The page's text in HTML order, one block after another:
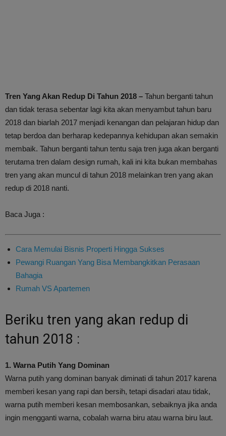
Tren Yang Akan Redup Di Tahun 2018 – Tahun berganti tahun
dan tidak terasa sebentar lagi kita akan menyambut tahun baru
2018 dan biarlah 2017 menjadi kenangan dan pelajaran hidup dan
tetap berdoa dan berharap kedepannya kehidupan akan semakin
membaik. Tahun berganti tahun tentu saja tren juga akan berganti
terutama tren dalam design rumah, kali ini kita bukan membahas
tren yang akan muncul di tahun 2018 melainkan tren yang akan
redup di 2018 nanti.
Baca Juga :
Cara Memulai Bisnis Properti Hingga Sukses
Pewangi Ruangan Yang Bisa Membangkitkan Perasaan
Bahagia
Rumah VS Apartemen
Beriku tren yang akan redup di
tahun 2018 :
1. Warna Putih Yang Dominan
Warna putih yang dominan banyak diminati di tahun 2017 karena
memberi kesan yang rapi dan bersih, tetapi disadari atau tidak,
warna putih memberi kesan membosankan, sebaiknya jika anda
ingin mengganti warna, cobalah warna biru atau warna biru laut.